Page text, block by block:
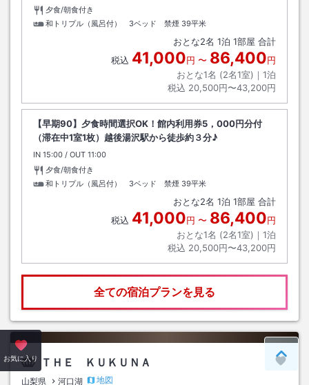
夕食/朝食付き
和トリプル（風呂付） 3ベッド 禁煙 39平米
おとな2名 1泊 1部屋 合計
税込 41,000円 〜 86,400円
おとな1名 (2名1室)｜ 1泊
税込 20,500円〜43,200円
【早期90】夕食時間選択OK！館内利用券5，000円分付
（滞在中1室1枚）越後湯沢駅から徒歩約３分♪
IN チェックイン
15:00 / OUT チェックアウト
11:00
夕食/朝食付き
和トリプル（風呂付） 3ベッド 禁煙 39平米
おとな2名 1泊 1部屋 合計
税込 41,000円 〜 86,400円
おとな1名 (2名1室)｜ 1泊
税込 20,500円〜43,200円
全ての宿泊プランを見る
ＴＨＥ ＫＵＫＵＮＡ
山梨県 河口湖 地図
お気に入り ペー